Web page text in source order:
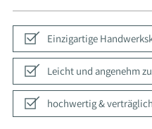
Einzigartige
Leicht und angenehm
hochwertig &